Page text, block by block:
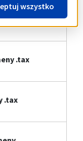
.tax
.tax
.tax
wszystko